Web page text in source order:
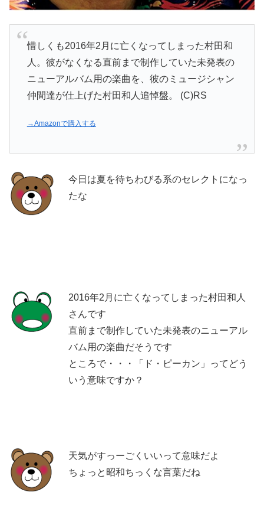
惜しくも2016年2月に亡くなってしまった村田和
人。彼がなくなる直前まで制作していた未発表の
ニューアルバム用の楽曲を、彼のミュージシャン
仲間達が仕上げた村田和人追悼盤。 (C)RS
→Amazonで購入する
今日は夏を待ちわびる系のセレクトになっ
たな
2016年2月に亡くなってしまった村田和人
さんです
直前まで制作していた未発表のニューアル
バム用の楽曲だそうです
ところで・・・「ド・ピーカン」ってどう
いう意味ですか？
天気がすっーごくいいって意味だよ
ちょっと昭和ちっくな言葉だね